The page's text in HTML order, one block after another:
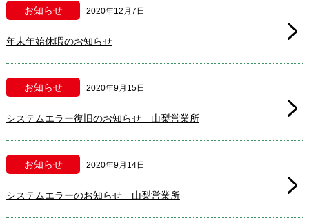
お知らせ 2020年12月7日
年末年始休暇のお知らせ
お知らせ 2020年9月15日
システムエラー復旧のお知らせ 山梨営業所
お知らせ 2020年9月14日
システムエラーのお知らせ 山梨営業所